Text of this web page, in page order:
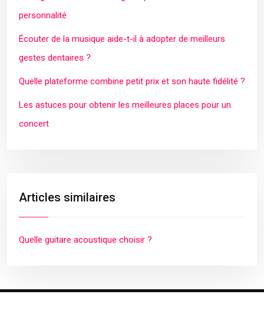
personnalité
Écouter de la musique aide-t-il à adopter de meilleurs
gestes dentaires ?
Quelle plateforme combine petit prix et son haute fidélité ?
Les astuces pour obtenir les meilleures places pour un
concert
Articles similaires
Quelle guitare acoustique choisir ?